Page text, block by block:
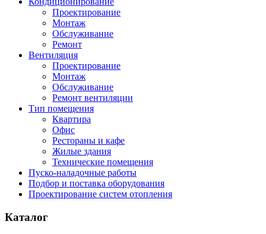
Проектирование
Монтаж
Обслуживание
Ремонт
Вентиляция
Проектирование
Монтаж
Обслуживание
Ремонт вентиляции
Тип помещения
Квартира
Офис
Рестораны и кафе
Жилые здания
Технические помещения
Пуско-наладочные работы
Подбор и поставка оборудования
Проектирование систем отопления
Каталог